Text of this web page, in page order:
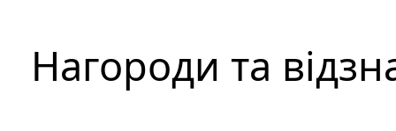
Нагороди та